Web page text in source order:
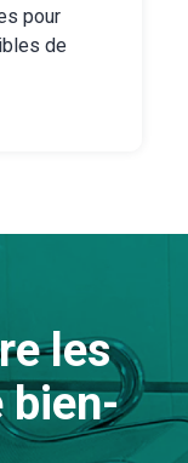
pour
de
les
bien-